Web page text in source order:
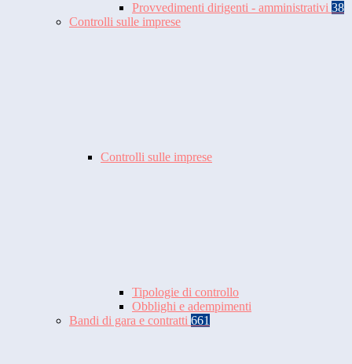
Provvedimenti dirigenti - amministrativi 38
Controlli sulle imprese
Controlli sulle imprese
Tipologie di controllo
Obblighi e adempimenti
Bandi di gara e contratti 661